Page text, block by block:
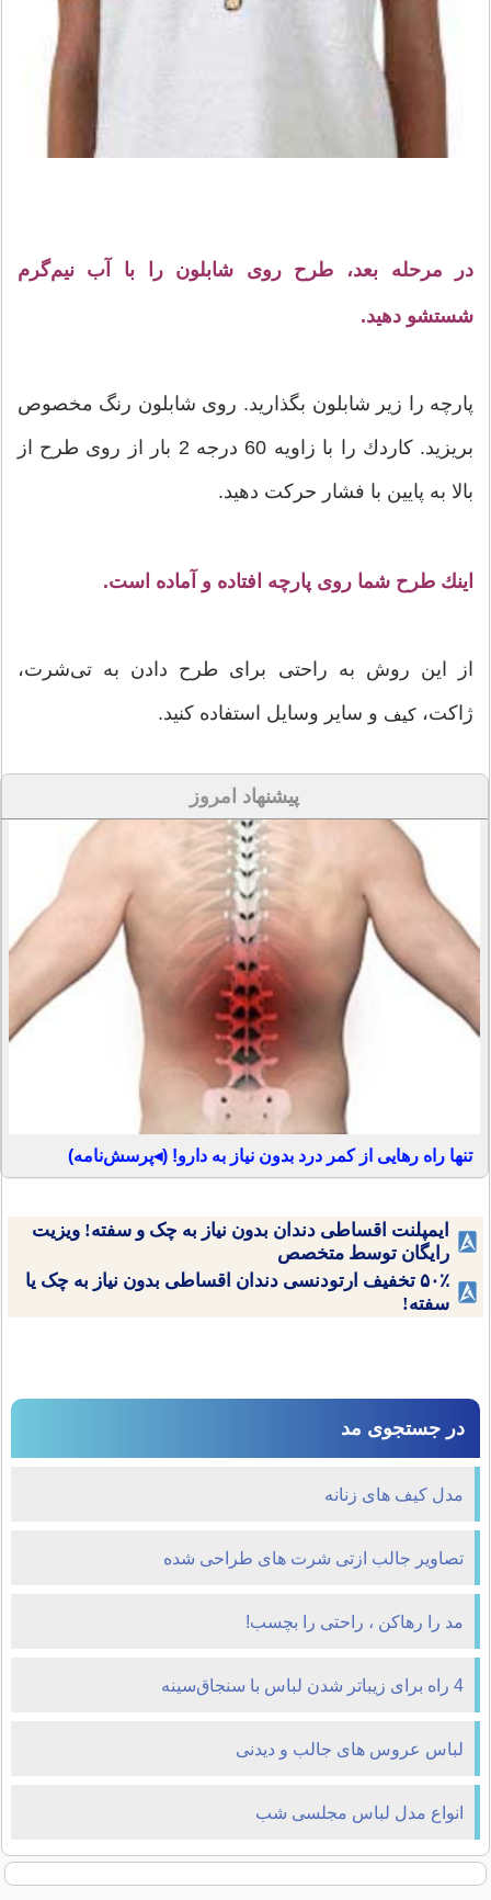
در مرحله بعد، طرح روی شابلون را با آب نیم‌گرم
شستشو دهید.
پارچه را زیر شابلون بگذارید. روی شابلون رنگ مخصوص
بریزید. كاردك را با زاویه 60 درجه 2 بار از روی طرح از
بالا به پایین با فشار حركت دهید.
اینك طرح شما روی پارچه افتاده و آماده است.
از این روش به راحتی برای طرح دادن به تی‌شرت،
ژاكت، كیف و سایر وسایل استفاده كنید.
پیشنهاد امروز
تنها راه رهایی از کمر درد بدون نیاز به دارو! (◂پرسش‌نامه)
ایمپلنت اقساطی دندان بدون نیاز به چک و سفته! ویزیت
رایگان توسط متخصص
۵۰٪ تخفیف ارتودنسی دندان اقساطی بدون نیاز به چک یا
سفته!
در جستجوی مد
مدل کیف های زنانه
تصاویر جالب ازتی شرت های طراحی شده
مد را رهاکن ، راحتی را بچسب!
4 راه برای زیباتر شدن لباس با سنجاق‌سینه
لباس عروس های جالب و دیدنی
انواع مدل لباس مجلسی شب